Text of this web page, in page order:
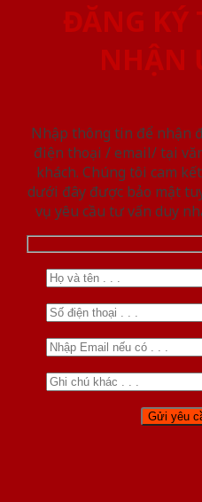
ĐĂNG KÝ
NHẬN
Nhập thông tin để nhận
điện thoại / email/ tại
khách. Chúng tôi cam
dưới đây được bảo mật
vụ yêu cầu tư vấn duy